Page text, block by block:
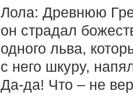
Лола: Древнюю
он страдал
одного льва,
с него шкуру,
Да-да! Что – не